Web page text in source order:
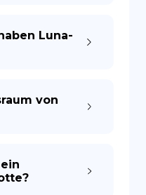
Luna-
von